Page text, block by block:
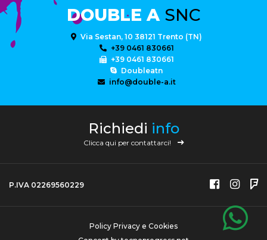
DOUBLE A SNC
Via Sestan, 10 38121 Trento (TN)
+39 0461 830661
+39 0461 830661
Doubleatn
info@double-a.it
Richiedi info
Clicca qui per contattarci!
P.IVA 02269560229
Policy Privacy e Cookies